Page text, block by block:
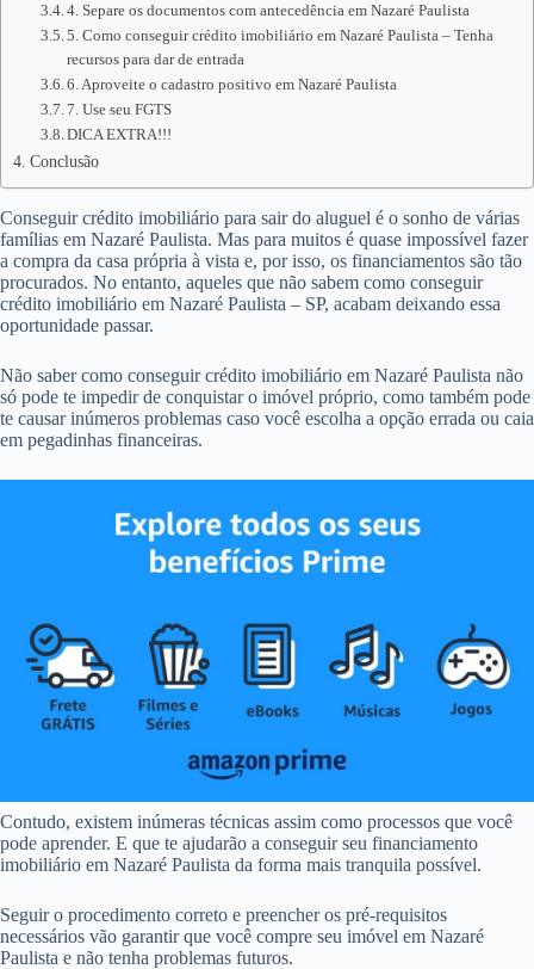
4. Separe os documentos com antecedência em Nazaré Paulista
5. Como conseguir crédito imobiliário em Nazaré Paulista – Tenha
recursos para dar de entrada
6. Aproveite o cadastro positivo em Nazaré Paulista
7. Use seu FGTS
DICA EXTRA!!!
Conclusão
Conseguir crédito imobiliário para sair do aluguel é o sonho de várias
famílias em Nazaré Paulista. Mas para muitos é quase impossível fazer
a compra da casa própria à vista e, por isso, os financiamentos são tão
procurados. No entanto, aqueles que não sabem como conseguir
crédito imobiliário em Nazaré Paulista – SP, acabam deixando essa
oportunidade passar.
Não saber como conseguir crédito imobiliário em Nazaré Paulista não
só pode te impedir de conquistar o imóvel próprio, como também pode
te causar inúmeros problemas caso você escolha a opção errada ou caia
em pegadinhas financeiras.
Contudo, existem inúmeras técnicas assim como processos que você
pode aprender. E que te ajudarão a conseguir seu financiamento
imobiliário em Nazaré Paulista da forma mais tranquila possível.
Seguir o procedimento correto e preencher os pré-requisitos
necessários vão garantir que você compre seu imóvel em Nazaré
Paulista e não tenha problemas futuros.